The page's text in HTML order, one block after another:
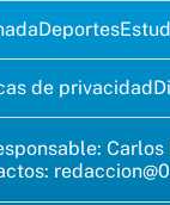
Deportes
de privacidad